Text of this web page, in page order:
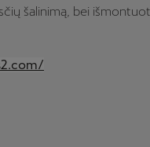
šalinimą, bei